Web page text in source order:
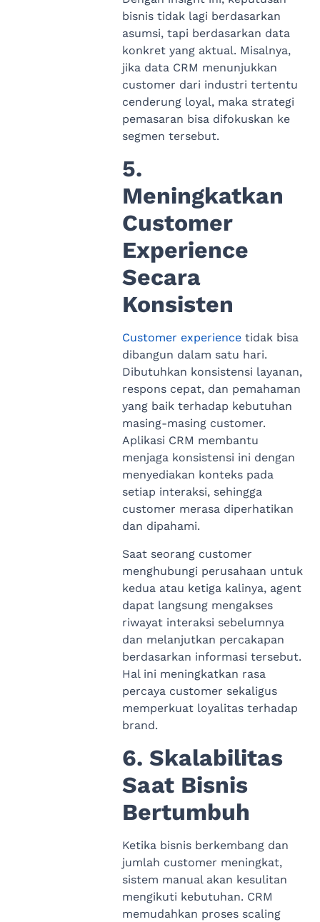
bisnis tidak lagi berdasarkan
asumsi, tapi berdasarkan data
konkret yang aktual. Misalnya,
jika data CRM menunjukkan
customer dari industri tertentu
cenderung loyal, maka strategi
pemasaran bisa difokuskan ke
segmen tersebut.
5.
Meningkatkan
Customer
Experience
Secara
Konsisten
Customer experiencetidak bisa
dibangun dalam satu hari.
Dibutuhkan konsistensi layanan,
respons cepat, dan pemahaman
yang baik terhadap kebutuhan
masing-masing customer.
Aplikasi CRM membantu
menjaga konsistensi ini dengan
menyediakan konteks pada
setiap interaksi, sehingga
customer merasa diperhatikan
dan dipahami.
Saat seorang customer
menghubungi perusahaan untuk
kedua atau ketiga kalinya, agent
dapat langsung mengakses
riwayat interaksi sebelumnya
dan melanjutkan percakapan
berdasarkan informasi tersebut.
Hal ini meningkatkan rasa
percaya customer sekaligus
memperkuat loyalitas terhadap
brand.
6. Skalabilitas
Saat Bisnis
Bertumbuh
Ketika bisnis berkembang dan
jumlah customer meningkat,
sistem manual akan kesulitan
mengikuti kebutuhan. CRM
memudahkan proses scaling